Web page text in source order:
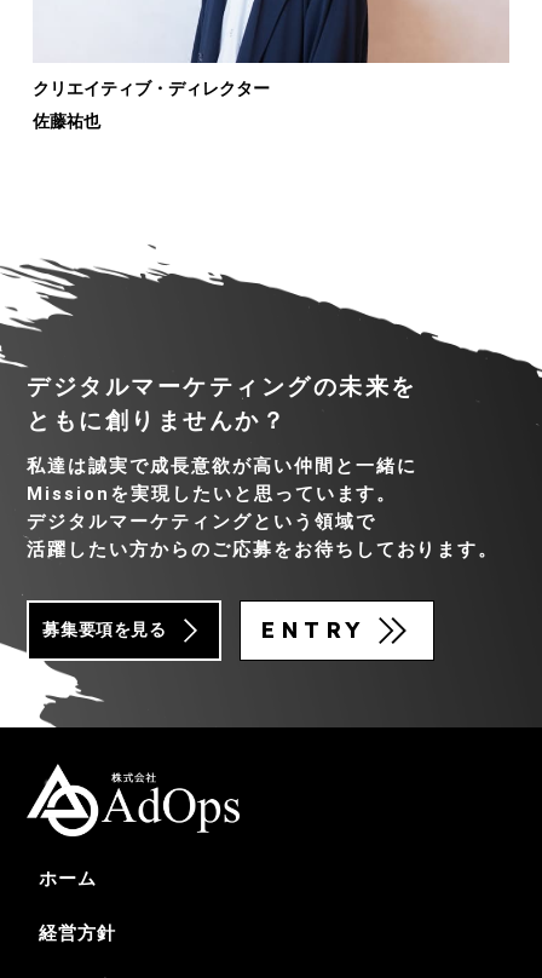
クリエイティブ・ディレクター
佐藤祐也
デジタルマーケティングの未来を
ともに創りませんか？
私達は誠実で成長意欲が高い仲間と一緒に
Missionを実現したいと思っています。
デジタルマーケティングという領域で
活躍したい方からのご応募をお待ちしております。
募集要項を見る ENTRY
ホーム
経営方針